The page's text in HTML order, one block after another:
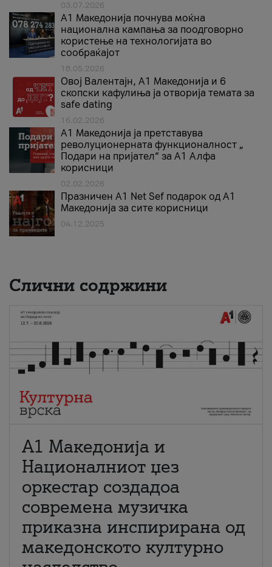
03.07.2026
A1 Македонија почнува моќна
национална кампања за поодговорно
користење на технологијата во
сообраќајот
18.05.2026
Овој Валентајн, A1 Македонија и 6
скопски кафулиња ја отворија темата за
safe dating
16.02.2026
А1 Македонија ја претставува
револуционерната функционалност „
Подари на пријател“ за А1 Алфа
корисници
02.02.2026
Празничен A1 Net Sеf подарок од А1
Македонија за сите корисници
04.12.2025
Слични содржини
А1 Македонија и
Националниот џез
оркестар создадоа
современа музичка
приказна инспирирана од
македонското културно